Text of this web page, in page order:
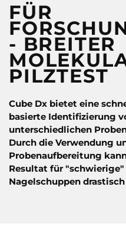
FÜR
- BREITER
PILZTEST
Cube Dx bietet eine
basierte Identifizierung
unterschiedlichen
Durch die Verwendung
Probenaufbereitung
Resultat für
Nagelschuppen